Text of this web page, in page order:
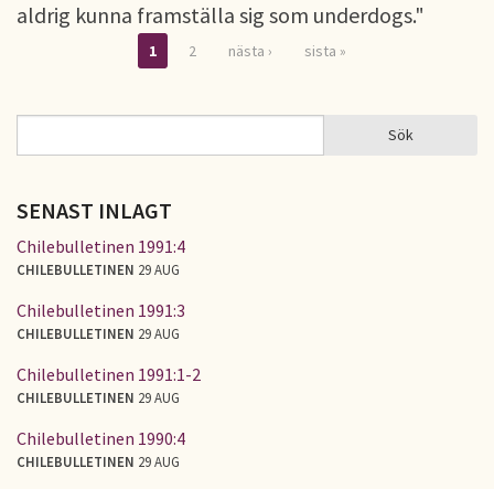
aldrig kunna framställa sig som underdogs."
Sidor
1 2 nästa › sista »
SÖKFORMULÄR Sök
SENAST INLAGT
Chilebulletinen 1991:4
CHILEBULLETINEN 29 AUG
Chilebulletinen 1991:3
CHILEBULLETINEN 29 AUG
Chilebulletinen 1991:1-2
CHILEBULLETINEN 29 AUG
Chilebulletinen 1990:4
CHILEBULLETINEN 29 AUG